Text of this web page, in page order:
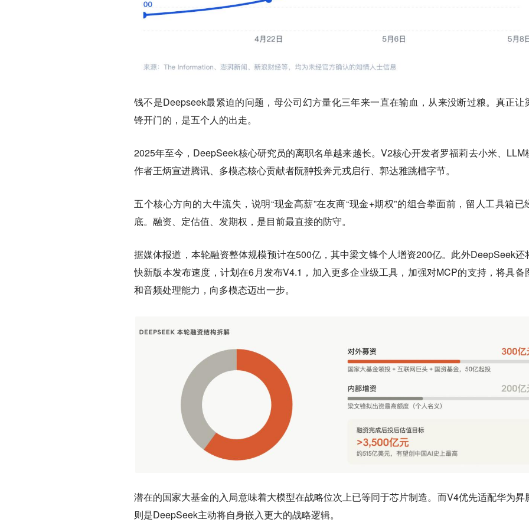
钱不是Deepseek最紧迫的问题，母公司幻方量化三年来一直在输血，从来没断过粮。真正让
锋开门的，是五个人的出走。
2025年至今，DeepSeek核心研究员的离职名单越来越长。V2核心开发者罗福莉去小米、LLM
作者王炳宣进腾讯、多模态核心贡献者阮翀投奔元戎启行、郭达雅跳槽字节。
五个核心方向的大牛流失，说明“现金高薪”在友商“现金+期权”的组合拳面前，留人工具箱已
底。融资、定估值、发期权，是目前最直接的防守。
据媒体报道，本轮融资整体规模预计在500亿，其中梁文锋个人增资200亿。此外DeepSeek还
快新版本发布速度，计划在6月发布V4.1，加入更多企业级工具，加强对MCP的支持，将具备
和音频处理能力，向多模态迈出一步。
潜在的国家大基金的入局意味着大模型在战略位次上已等同于芯片制造。而V4优先适配华为昇
则是DeepSeek主动将自身嵌入更大的战略逻辑。